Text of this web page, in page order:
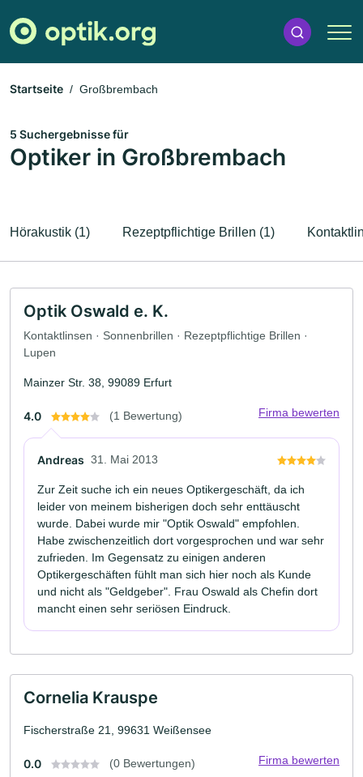
Startseite Großbrembach
5 Suchergebnisse für
Optiker in Großbrembach
Hörakustik (1) Rezeptpflichtige Brillen (1)
Optik Oswald e. K.
Kontaktlinsen · Sonnenbrillen · Rezeptpflichtige Brillen ·
Lupen
Mainzer Str. 38, 99089 Erfurt
4.0 (1 Bewertung) Firma bewerten
Andreas 31. Mai 2013
Zur Zeit suche ich ein neues Optikergeschäft, da ich
leider von meinem bisherigen doch sehr enttäuscht
wurde. Dabei wurde mir "Optik Oswald" empfohlen.
Habe zwischenzeitlich dort vorgesprochen und war sehr
zufrieden. Im Gegensatz zu einigen anderen
Optikergeschäften fühlt man sich hier noch als Kunde
und nicht als "Geldgeber". Frau Oswald als Chefin dort
mancht einen sehr seriösen Eindruck.
Cornelia Krauspe
Fischerstraße 21, 99631 Weißensee
0.0 (0 Bewertungen) Firma bewerten